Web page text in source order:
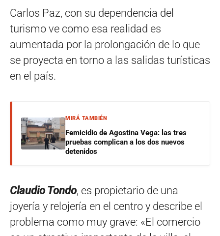
Carlos Paz, con su dependencia del
turismo ve como esa realidad es
aumentada por la prolongación de lo que
se proyecta en torno a las salidas turísticas
en el país.
MIRÁ TAMBIÉN
Femicidio de Agostina Vega: las tres
pruebas complican a los dos nuevos
detenidos
Claudio Tondo, es propietario de una
joyería y relojería en el centro y describe el
problema como muy grave: «El comercio